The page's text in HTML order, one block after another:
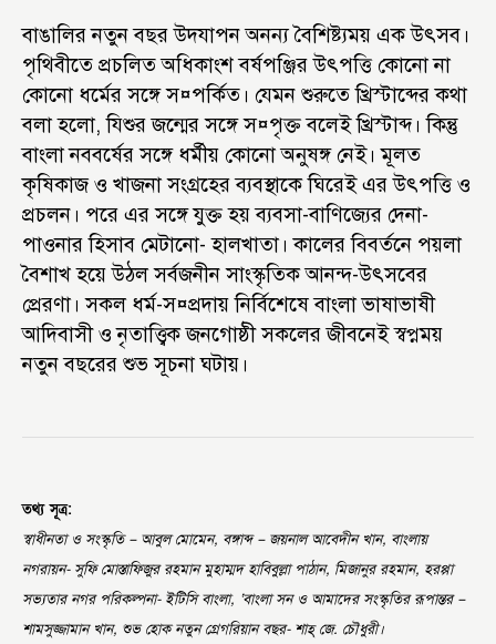
বাঙালির নতুন বছর উদযাপন অনন্য বৈশিষ্ট্যময় এক উৎসব।
পৃথিবীতে প্রচলিত অধিকাংশ বর্ষপঞ্জির উৎপত্তি কোনো না
কোনো ধর্মের সঙ্গে স¤পর্কিত। যেমন শুরুতে খ্রিস্টাব্দের কথা
বলা হলো, যিশুর জন্মের সঙ্গে স¤পৃক্ত বলেই খ্রিস্টাব্দ। কিন্তু
বাংলা নববর্ষের সঙ্গে ধর্মীয় কোনো অনুষঙ্গ নেই। মূলত
কৃষিকাজ ও খাজনা সংগ্রহের ব্যবস্থাকে ঘিরেই এর উৎপত্তি ও
প্রচলন। পরে এর সঙ্গে যুক্ত হয় ব্যবসা-বাণিজ্যের দেনা-
পাওনার হিসাব মেটানো- হালখাতা। কালের বিবর্তনে পয়লা
বৈশাখ হয়ে উঠল সর্বজনীন সাংস্কৃতিক আনন্দ-উৎসবের
প্রেরণা। সকল ধর্ম-স¤প্রদায় নির্বিশেষে বাংলা ভাষাভাষী
আদিবাসী ও নৃতাত্ত্বিক জনগোষ্ঠী সকলের জীবনেই স্বপ্নময়
নতুন বছরের শুভ সূচনা ঘটায়।
তথ্য সূত্র:
স্বাধীনতা ও সংস্কৃতি – আবুল মোমেন, বঙ্গাব্দ – জয়নাল আবেদীন খান, বাংলায়
নগরায়ন- সুফি মোস্তাফিজুর রহমান মুহাম্মদ হাবিবুল্লা পাঠান, মিজানুর রহমান, হরপ্পা
সভ্যতার নগর পরিকল্পনা- ইটিসি বাংলা, ‘বাংলা সন ও আমাদের সংস্কৃতির রূপান্তর –
শামসুজ্জামান খান, শুভ হোক নতুন গ্রেগরিয়ান বছর- শাহ্ জে. চৌধুরী।